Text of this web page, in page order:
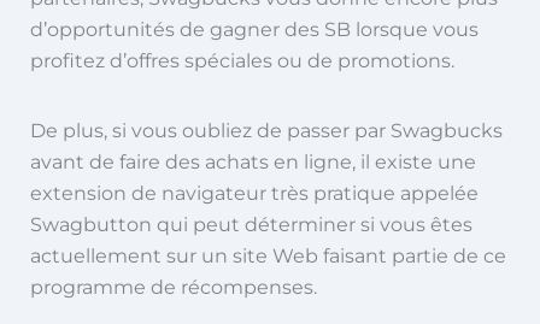
d’opportunités de gagner des SB lorsque vous
profitez d’offres spéciales ou de promotions.
De plus, si vous oubliez de passer par Swagbucks
avant de faire des achats en ligne, il existe une
extension de navigateur très pratique appelée
Swagbutton qui peut déterminer si vous êtes
actuellement sur un site Web faisant partie de ce
programme de récompenses.